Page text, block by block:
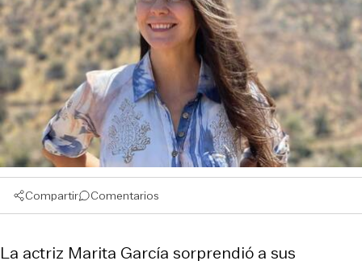
Compartir Comentarios
La actriz Marita García sorprendió a sus